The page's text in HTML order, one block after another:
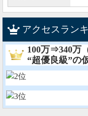
アクセスラン
100万⇒340万
“超優良級”の